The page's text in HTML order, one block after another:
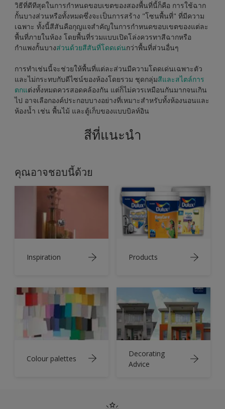
วิธีที่ดีทีสุดในการกำหนดขอบเขตของสองพื้นที่นี้ก็คือ การใช้ฉาก
กั้นบางส่วนหรือทั้งหมดซึ่งจะเป็นการสร้าง "โซนพื้นที่" ที่มีความ
เฉพาะ ทั้งนี้สีสันคือกุญแจสำคัญในการกำหนดขอบเขตของแต่ละ
พื้นที่ภายในห้อง โดยพื้นที่รวมแบบเปิดโล่งควรทาสีฉากหรือ
กำแพงกั้นบางส่วนด้วยสีสันที่โดดเด่นกว่าพื้นที่ส่วนอื่นๆ
การทำเช่นนี้จะช่วยให้พื้นที่แต่ละส่วนมีความโดดเด่นเฉพาะตัว
และไม่กระทบกับดีไซน์ของห้องโดยรวม ชุดกลุ่มสีและสไตล์การ
ตกแต่งทั้งหมดควรสอดคล้องกัน แต่ก็ไม่ควรเหมือนกันมากจนเกิน
ไป อาจเลือกองค์ประกอบบางอย่างที่เหมาะสำหรับทั้งห้องนอนและ
ห้องน้ำ เช่น พื้นไม้ และตู้เก็บของแบบบิลท์อิน
สีที่แนะนำ
คุณอาจชอบนี้ด้วย
Inspiration Products
Colour palettes
Decorating
Advice